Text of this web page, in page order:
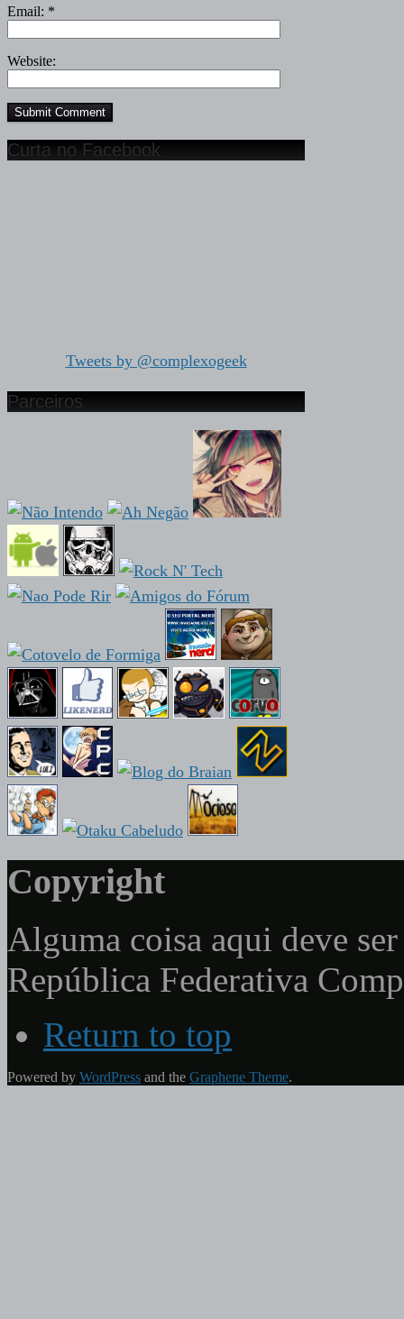
Email: *
Website:
Curta no Facebook
Tweets by @complexogeek
Parceiros
Copyright
Alguma coisa aqui deve
República Federativa
Return to top
Powered by WordPress and the Graphene Theme.